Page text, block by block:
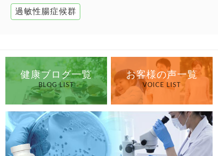
過敏性腸症候群
健康ブログ一覧
BLOG LIST
お客様の声一覧
VOICE LIST